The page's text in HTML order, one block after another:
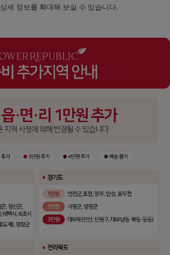
상세 정보를 확대해 보실 수 있습니다.